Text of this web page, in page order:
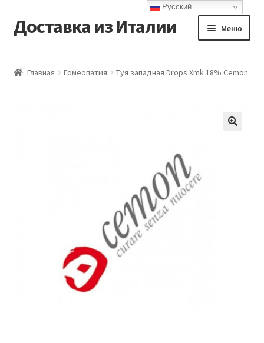
Перейти
к
Перейти
к
Доставка из Италии Меню
Главная Гомеопатия Туя западная Drops Xmk 18% Cemon
Русский